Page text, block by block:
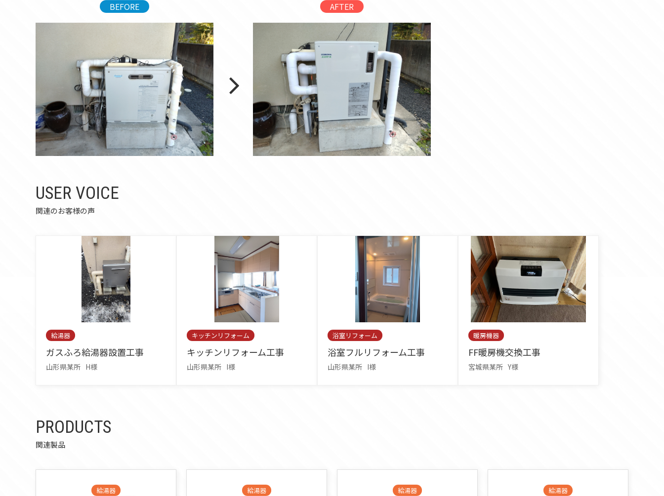
BEFORE AFTER
USER VOICE
関連のお客様の声
給湯器
ガスふろ給湯器設置工事
山形県某所 H様
キッチンリフォーム
キッチンリフォーム工事
山形県某所 I様
浴室リフォーム
浴室フルリフォーム工事
山形県某所 I様
暖房機器
FF暖房機交換工事
宮城県某所 Y様
PRODUCTS
関連製品
給湯器 給湯器 給湯器 給湯器